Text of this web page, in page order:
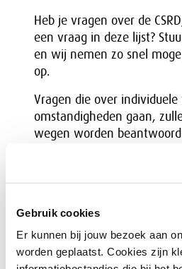
Gebruik cookies
Er kunnen bij jouw bezoek aan
worden geplaatst. Cookies zijn
Heb je vragen over de
een vraag in deze lijst?
en wij nemen zo snel
op.
Vragen die over
omstandigheden gaan,
wegen worden
vragen raden we je aan
bedrijfsaccountant.
Disclaimer
De SER en de RJ hebben